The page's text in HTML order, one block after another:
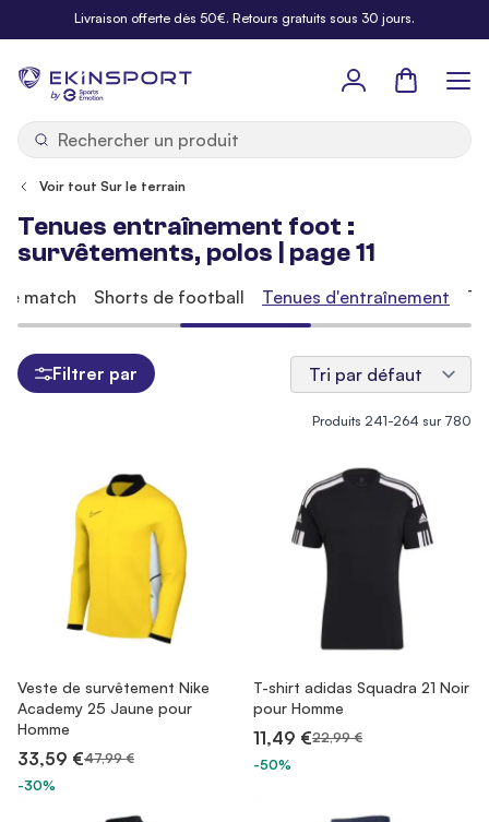
Allez au contenuLivraison offerte dès 50€. Retours gratuits sous 30 jours.
by
Panier
Voir tout Sur le terrain
Tenues entraînement foot :
survêtements, polos | page 11
Produits 241-264 sur 780
Veste de survêtement Nike
Academy 25 Jaune pour
Homme
33,59 €47,99 €
-30%
T-shirt adidas Squadra 21 Noir
pour Homme
11,49 €22,99 €
-50%
match Shorts de football Tenues d'entraînement
Filtrer par